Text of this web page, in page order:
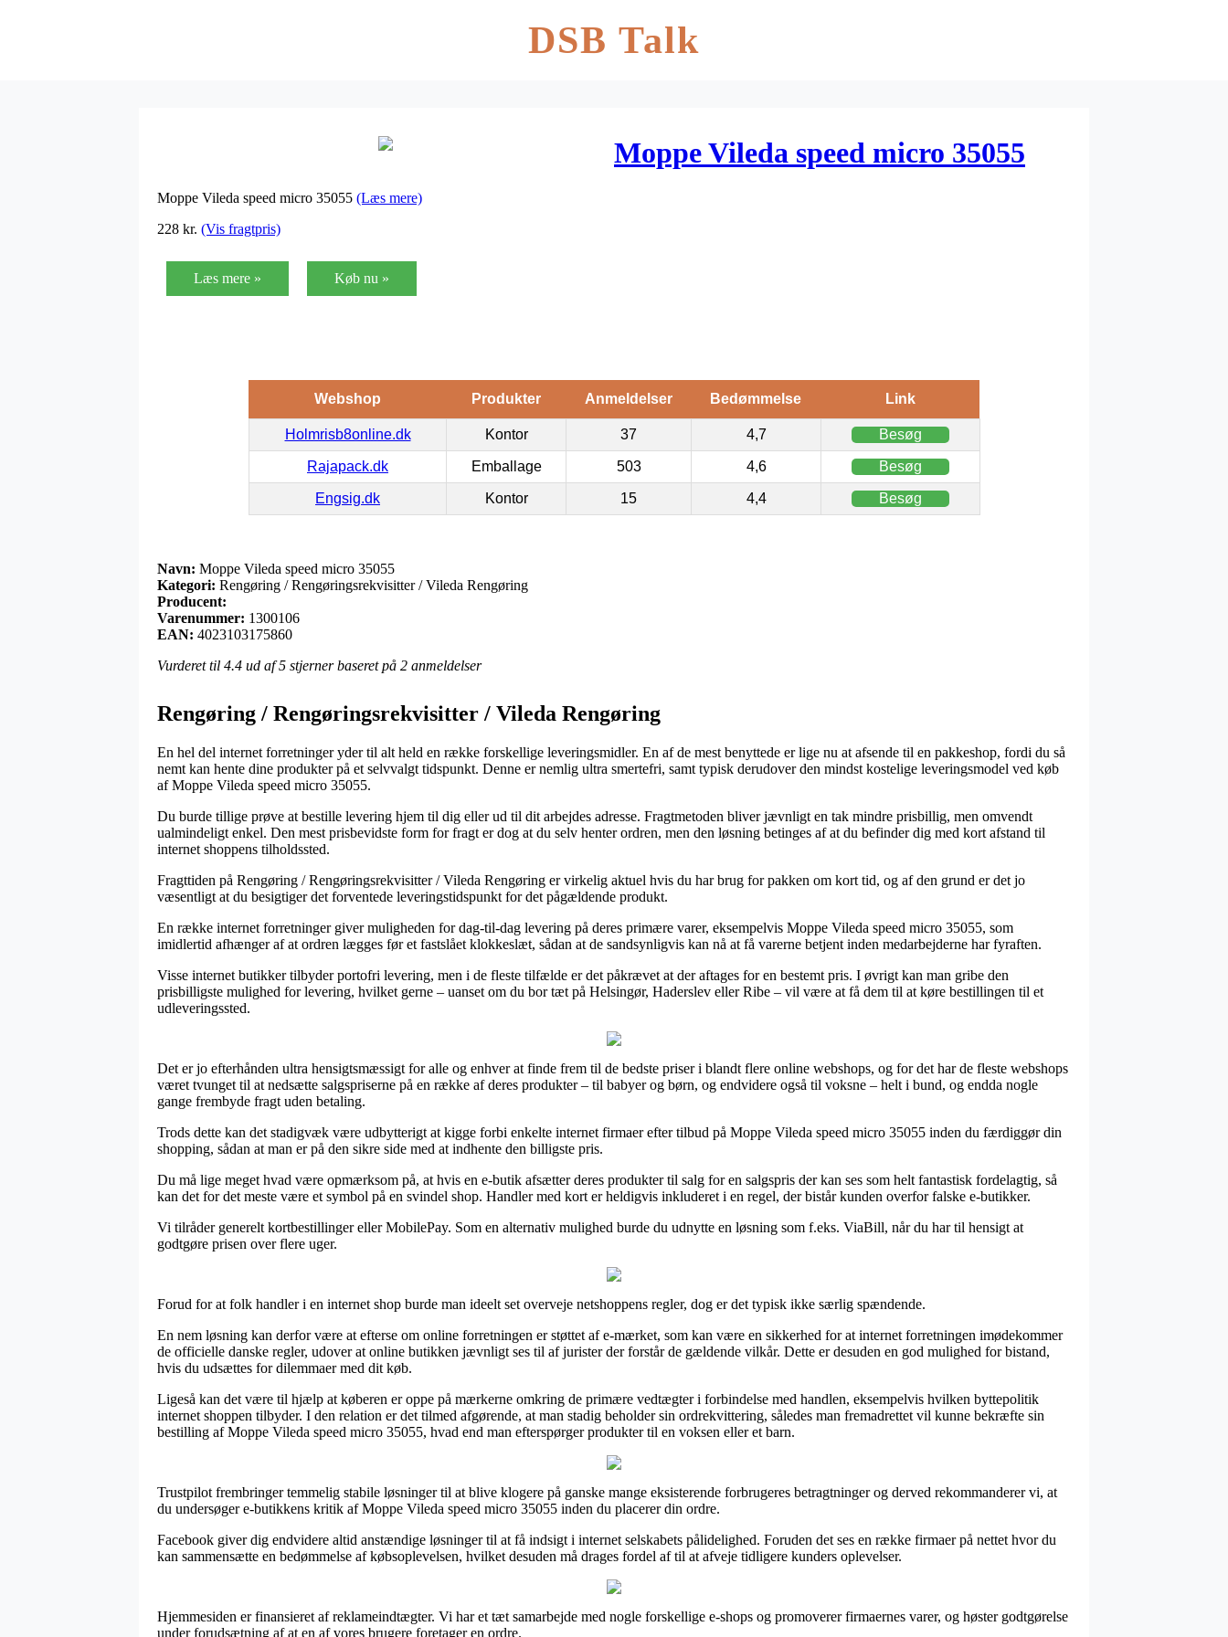
DSB Talk
Moppe Vileda speed micro 35055
Moppe Vileda speed micro 35055 (Læs mere)
228 kr. (Vis fragtpris)
Læs mere » Køb nu »
Webshop Produkter Anmeldelser Bedømmelse Link
Holmrisb8online.dk Kontor 37 4,7 Besøg
Rajapack.dk Emballage 503 4,6 Besøg
Engsig.dk Kontor 15 4,4 Besøg
Navn: Moppe Vileda speed micro 35055
Kategori: Rengøring / Rengøringsrekvisitter / Vileda Rengøring
Producent:
Varenummer: 1300106
EAN: 4023103175860
Vurderet til 4.4 ud af 5 stjerner baseret på 2 anmeldelser
Rengøring / Rengøringsrekvisitter / Vileda Rengøring
En hel del internet forretninger yder til alt held en række forskellige leveringsmidler. En af de mest benyttede er lige nu at afsende til en pakkeshop, fordi du så
nemt kan hente dine produkter på et selvvalgt tidspunkt. Denne er nemlig ultra smertefri, samt typisk derudover den mindst kostelige leveringsmodel ved køb
af Moppe Vileda speed micro 35055.
Du burde tillige prøve at bestille levering hjem til dig eller ud til dit arbejdes adresse. Fragtmetoden bliver jævnligt en tak mindre prisbillig, men omvendt
ualmindeligt enkel. Den mest prisbevidste form for fragt er dog at du selv henter ordren, men den løsning betinges af at du befinder dig med kort afstand til
internet shoppens tilholdssted.
Fragttiden på Rengøring / Rengøringsrekvisitter / Vileda Rengøring er virkelig aktuel hvis du har brug for pakken om kort tid, og af den grund er det jo
væsentligt at du besigtiger det forventede leveringstidspunkt for det pågældende produkt.
En række internet forretninger giver muligheden for dag-til-dag levering på deres primære varer, eksempelvis Moppe Vileda speed micro 35055, som
imidlertid afhænger af at ordren lægges før et fastslået klokkeslæt, sådan at de sandsynligvis kan nå at få varerne betjent inden medarbejderne har fyraften.
Visse internet butikker tilbyder portofri levering, men i de fleste tilfælde er det påkrævet at der aftages for en bestemt pris. I øvrigt kan man gribe den
prisbilligste mulighed for levering, hvilket gerne – uanset om du bor tæt på Helsingør, Haderslev eller Ribe – vil være at få dem til at køre bestillingen til et
udleveringssted.
Det er jo efterhånden ultra hensigtsmæssigt for alle og enhver at finde frem til de bedste priser i blandt flere online webshops, og for det har de fleste webshops
været tvunget til at nedsætte salgspriserne på en række af deres produkter – til babyer og børn, og endvidere også til voksne – helt i bund, og endda nogle
gange frembyde fragt uden betaling.
Trods dette kan det stadigvæk være udbytterigt at kigge forbi enkelte internet firmaer efter tilbud på Moppe Vileda speed micro 35055 inden du færdiggør din
shopping, sådan at man er på den sikre side med at indhente den billigste pris.
Du må lige meget hvad være opmærksom på, at hvis en e-butik afsætter deres produkter til salg for en salgspris der kan ses som helt fantastisk fordelagtig, så
kan det for det meste være et symbol på en svindel shop. Handler med kort er heldigvis inkluderet i en regel, der bistår kunden overfor falske e-butikker.
Vi tilråder generelt kortbestillinger eller MobilePay. Som en alternativ mulighed burde du udnytte en løsning som f.eks. ViaBill, når du har til hensigt at
godtgøre prisen over flere uger.
Forud for at folk handler i en internet shop burde man ideelt set overveje netshoppens regler, dog er det typisk ikke særlig spændende.
En nem løsning kan derfor være at efterse om online forretningen er støttet af e-mærket, som kan være en sikkerhed for at internet forretningen imødekommer
de officielle danske regler, udover at online butikken jævnligt ses til af jurister der forstår de gældende vilkår. Dette er desuden en god mulighed for bistand,
hvis du udsættes for dilemmaer med dit køb.
Ligeså kan det være til hjælp at køberen er oppe på mærkerne omkring de primære vedtægter i forbindelse med handlen, eksempelvis hvilken byttepolitik
internet shoppen tilbyder. I den relation er det tilmed afgørende, at man stadig beholder sin ordrekvittering, således man fremadrettet vil kunne bekræfte sin
bestilling af Moppe Vileda speed micro 35055, hvad end man efterspørger produkter til en voksen eller et barn.
Trustpilot frembringer temmelig stabile løsninger til at blive klogere på ganske mange eksisterende forbrugeres betragtninger og derved rekommanderer vi, at
du undersøger e-butikkens kritik af Moppe Vileda speed micro 35055 inden du placerer din ordre.
Facebook giver dig endvidere altid anstændige løsninger til at få indsigt i internet selskabets pålidelighed. Foruden det ses en række firmaer på nettet hvor du
kan sammensætte en bedømmelse af købsoplevelsen, hvilket desuden må drages fordel af til at afveje tidligere kunders oplevelser.
Hjemmesiden er finansieret af reklameindtægter. Vi har et tæt samarbejde med nogle forskellige e-shops og promoverer firmaernes varer, og høster godtgørelse
under forudsætning af at en af vores brugere foretager en ordre.